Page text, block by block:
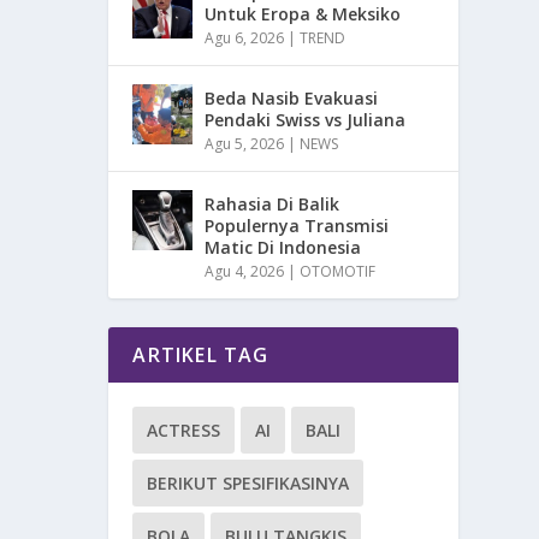
Untuk Eropa & Meksiko
Agu 6, 2026 |TREND
Beda Nasib Evakuasi
Pendaki Swiss vs Juliana
Agu 5, 2026 | NEWS
Rahasia Di Balik
Populernya Transmisi
Matic Di Indonesia
Agu 4, 2026 | OTOMOTIF
ARTIKEL TAG
ACTRESS AI BALI
BERIKUT SPESIFIKASINYA